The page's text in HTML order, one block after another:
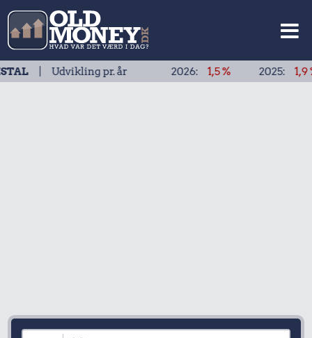
pr. år2026: 1,5 % 2025: 1,9 %